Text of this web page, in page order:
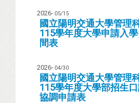
2026- 05/15
國立陽明交通大學管理
115學年度大學申請入
間表
2026- 04/30
國立陽明交通大學管理
115學年度大學部招生
協調申請表